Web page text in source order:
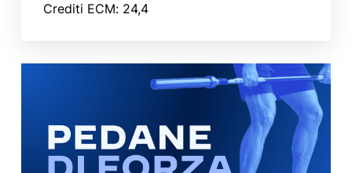
Crediti ECM: 24,4